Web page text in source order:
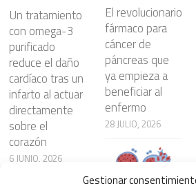
Gestionar
Un tratamiento
con omega-3
purificado
reduce el daño
cardíaco tras un
infarto al actuar
directamente
sobre el
corazón
6 JUNIO, 2026
El revolucionario
fármaco para
cáncer de
páncreas que
ya empieza a
beneficiar al
enfermo
28 JULIO, 2026